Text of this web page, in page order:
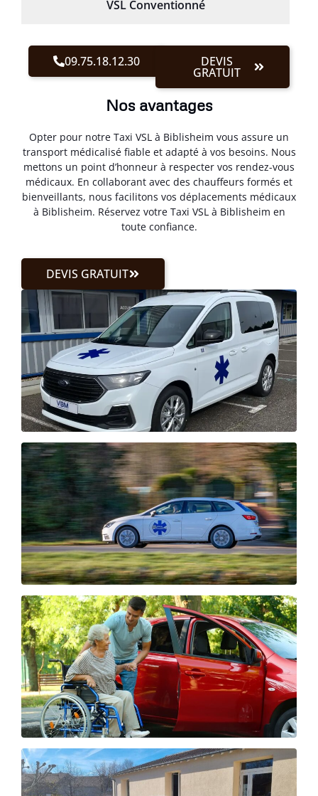
VSL Conventionné
09.75.18.12.30 DEVIS
GRATUIT
Nos avantages
Opter pour notre Taxi VSL à Biblisheim vous assure un
transport médicalisé fiable et adapté à vos besoins. Nous
mettons un point d’honneur à respecter vos rendez-vous
médicaux. En collaborant avec des chauffeurs formés et
bienveillants, nous facilitons vos déplacements médicaux
à Biblisheim. Réservez votre Taxi VSL à Biblisheim en
toute confiance.
DEVIS GRATUIT